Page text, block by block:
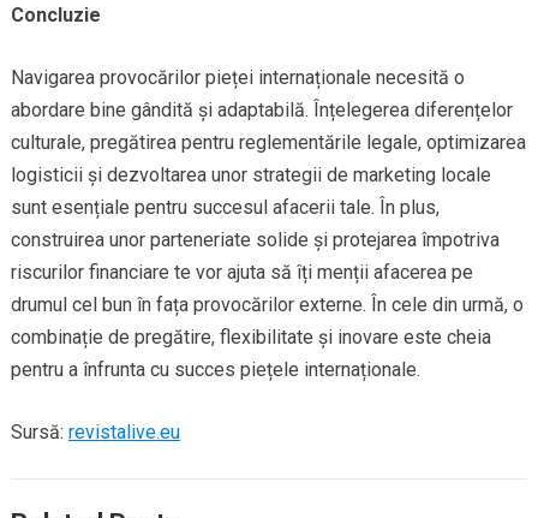
Concluzie
Navigarea provocărilor pieței internaționale necesită o
abordare bine gândită și adaptabilă. Înțelegerea diferențelor
culturale, pregătirea pentru reglementările legale, optimizarea
logisticii și dezvoltarea unor strategii de marketing locale
sunt esențiale pentru succesul afacerii tale. În plus,
construirea unor parteneriate solide și protejarea împotriva
riscurilor financiare te vor ajuta să îți menții afacerea pe
drumul cel bun în fața provocărilor externe. În cele din urmă, o
combinație de pregătire, flexibilitate și inovare este cheia
pentru a înfrunta cu succes piețele internaționale.
Sursă: revistalive.eu